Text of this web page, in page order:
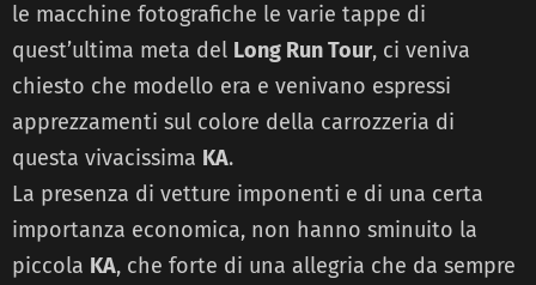
le macchine fotografiche le varie tappe di
quest’ultima meta del Long Run Tour, ci veniva
chiesto che modello era e venivano espressi
apprezzamenti sul colore della carrozzeria di
questa vivacissima KA.
La presenza di vetture imponenti e di una certa
importanza economica, non hanno sminuito la
piccola KA, che forte di una allegria che da sempre